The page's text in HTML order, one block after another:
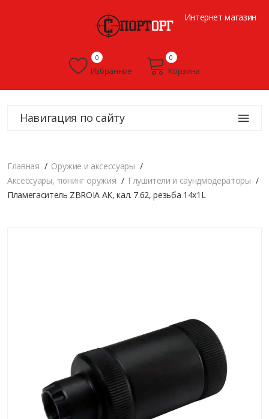
Интернет магазин
Избранное
0
Корзина
0
Навигация по сайту
Главная
Оружие и аксессуары
Аксессуары, тюнинг оружия
Глушители и саундмодераторы
Пламегаситель ZBROIA AK, кал. 7.62, резьба 14x1L